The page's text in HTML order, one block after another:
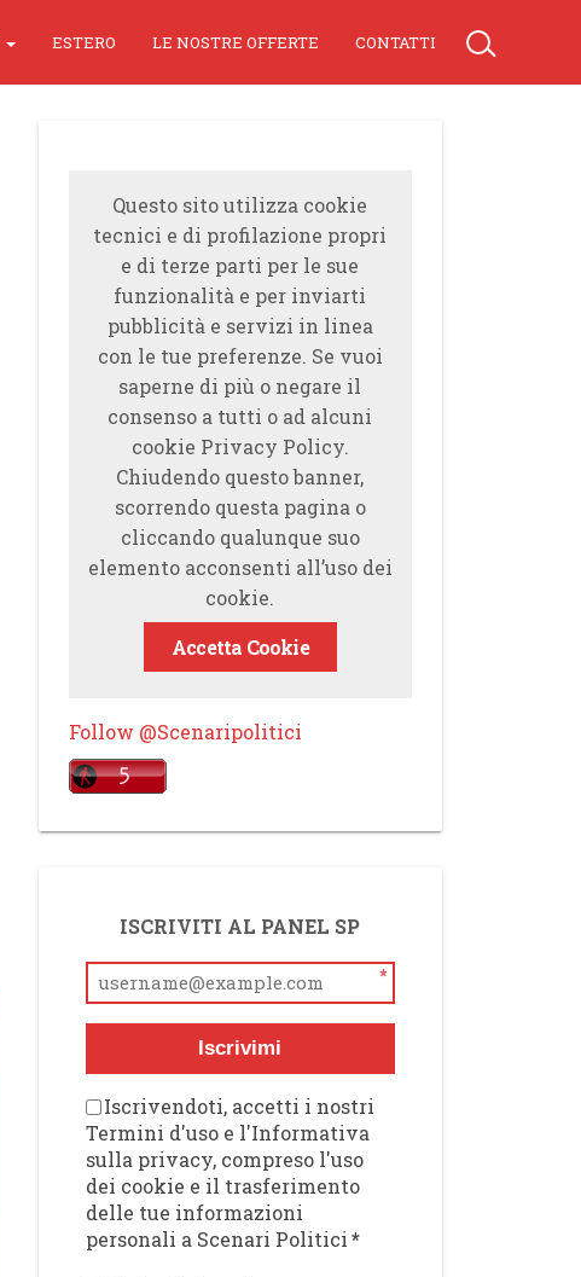
ESTERO LE NOSTRE OFFERTE CONTATTI
Questo sito utilizza cookie
tecnici e di profilazione propri
e di terze parti per le sue
funzionalità e per inviarti
pubblicità e servizi in linea
con le tue preferenze. Se vuoi
saperne di più o negare il
consenso a tutti o ad alcuni
cookie Privacy Policy.
Chiudendo questo banner,
scorrendo questa pagina o
cliccando qualunque suo
elemento acconsenti all’uso dei
cookie.
Accetta Cookie
Follow @Scenaripolitici
ISCRIVITI AL PANEL SP
*
Iscrivimi
Iscrivendoti, accetti i nostri
Termini d'uso e l'Informativa
sulla privacy, compreso l'uso
dei cookie e il trasferimento
delle tue informazioni
personali a Scenari Politici*